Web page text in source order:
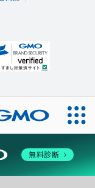
無料診断